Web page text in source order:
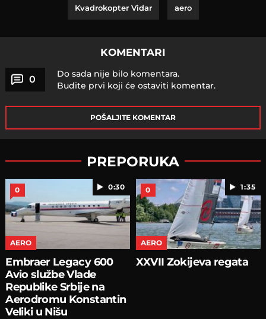
Kvadrokopter Vidar aero
KOMENTARI
0
Do sada nije bilo komentara.
Budite prvi koji će ostaviti komentar.
POŠALJITE KOMENTAR
PREPORUKA
0:30
0
AERO
Embraer Legacy 600
Avio službe Vlade
Republike Srbije na
Aerodromu Konstantin
Veliki u Nišu
1:35
0
AERO
XXVII Zokijeva regata